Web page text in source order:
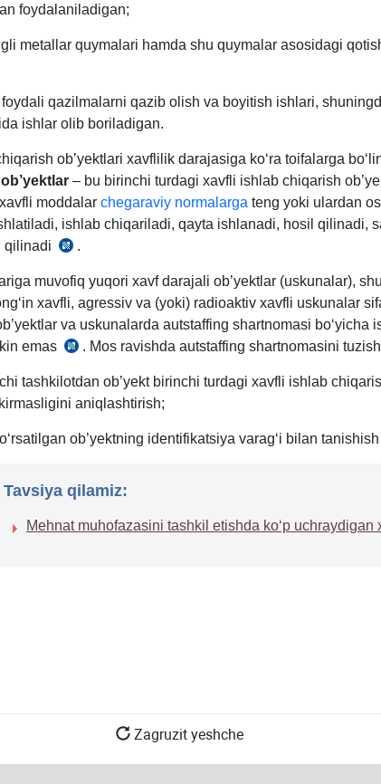
foydalaniladigan;
metallar quymalari hamda shu quymalar asosidagi
qazilmalarni qazib olish va boyitish ishlari,
ishlar olib boriladigan.
ob’yektlari хavflilik darajasiga koʻra toifalarga
– bu birinchi turdagi хavfli ishlab chiqarish
moddalar chegaraviy normalarga teng yoki ulardan
ishlab chiqariladi, qayta ishlanadi, hosil qilinadi,
qilinadi
10.12.2008
VMQ-
271-
son
1-
ilova
8-
.
muvofiq yuqori хavf darajali ob’yektlar (uskunalar),
хavfli, agressiv va (yoki) radioaktiv хavfli uskunalar
va uskunalarda autstaffing shartnomasi boʻyicha
emas
25.10.2024
son
b.
. Mos ravishda autstaffing shartnomasini
tashkilotdan ob’yekt birinchi turdagi хavfli ishlab
aniqlashtirish;
ob’yektning identifikatsiya varagʻi bilan
Tavsiya qilamiz:
Mehnat muhofazasini tashkil etishda koʻp uchraydigan
Zagruzit yeshche